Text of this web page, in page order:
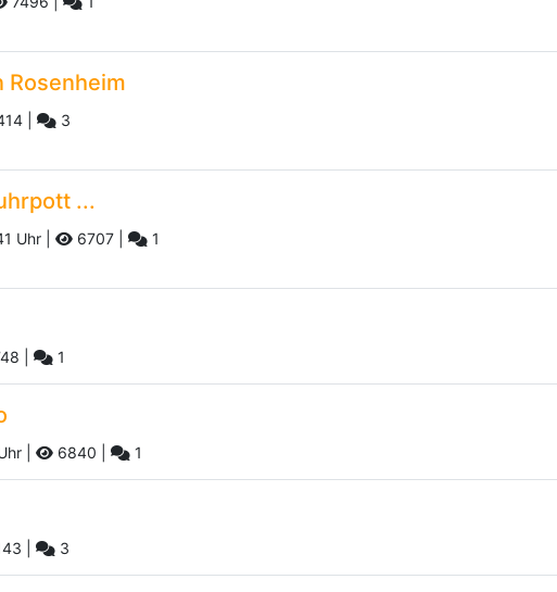
Rosenheim
3
...
Uhr | 6707 1
1
| 6840 1
3